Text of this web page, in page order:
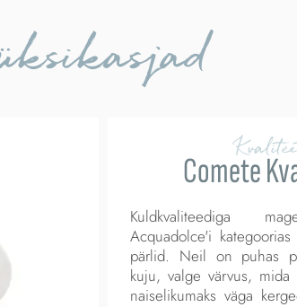
Comete
Kuldkvaliteediga
Acquadolce'i
pärlid. Neil on puhas
kuju, valge värvus, mida
naiselikumaks väga